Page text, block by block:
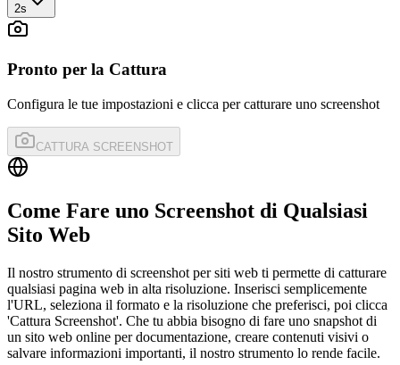
2s
Pronto per la Cattura
Configura le tue impostazioni e clicca per catturare uno screenshot
CATTURA SCREENSHOT
Come Fare uno Screenshot di Qualsiasi
Sito Web
Il nostro strumento di screenshot per siti web ti permette di catturare
qualsiasi pagina web in alta risoluzione. Inserisci semplicemente
l'URL, seleziona il formato e la risoluzione che preferisci, poi clicca
'Cattura Screenshot'. Che tu abbia bisogno di fare uno snapshot di
un sito web online per documentazione, creare contenuti visivi o
salvare informazioni importanti, il nostro strumento lo rende facile.